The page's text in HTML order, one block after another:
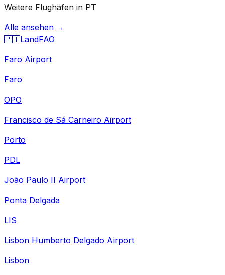
Weitere Flughäfen in PT
Alle ansehen →
🇵🇹LandFAO
Faro Airport
Faro
OPO
Francisco de Sá Carneiro Airport
Porto
PDL
João Paulo II Airport
Ponta Delgada
LIS
Lisbon Humberto Delgado Airport
Lisbon